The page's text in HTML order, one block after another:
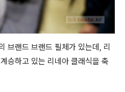
브랜드 브랜드 필체가 있는데, 리
승하고 있는 리네아 클래식을 축